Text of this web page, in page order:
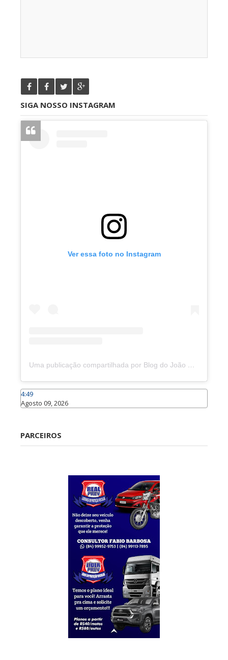
SIGA NOSSO INSTAGRAM
Ver essa foto no Instagram
Uma publicação compartilhada por Blog do João Marcolino (@joaomarcolinoneto)
4:49
Agosto 09, 2026
PARCEIROS